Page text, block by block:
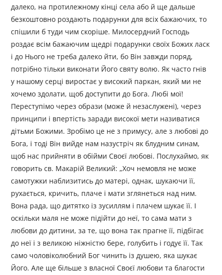
далеко, на протилежному кінці села або й ще дальше
безкоштовно роздають подарунки для всіх бажаючих, то
спішили б туди чим скоріше. Милосердний Господь
роздає всім бажаючим щедрі подарунки своїх Божих ласк
і до Нього не треба далеко йти, бо Він завжди поряд,
потрібно тільки виконати Його святу волю. Як часто гнів
у нашому серці виростає у високий паркан, який ми не
хочемо здолати, щоб доступити до Бога. Любі мої!
Переступімо через образи (може й незаслужені), через
принципи і впертість заради високої мети називатися
дітьми Божими. Зробімо це не з примусу, але з любові до
Бога, і тоді Він вийде нам назустріч як блудним синам,
щоб нас прийняти в обійми Своєї любові. Послухаймо, як
говорить св. Макарій Великий: „Хоч немовля не може
самотужки наблизитись до матері, однак, шукаючи її,
рухається, кричить, плаче і мати зглянеться над ним.
Вона рада, що дитятко із зусиллям і плачем шукає її. І
оскільки маля не може підійти до неї, то сама мати з
любови до дитини, за те, що вона так прагне її, підбігає
до неї і з великою ніжністю бере, голубить і годує її. Так
само чоловіколюбний Бог чинить із душею, яка шукає
Його. Але ще більше з власної Своєї любови та благости